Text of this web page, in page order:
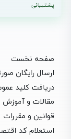
پشتیبانی
صفحه نخست
ارسال رایگان
دریافت کلید
مقالات و آموزش
قوانین و مقررات
استعلام کد